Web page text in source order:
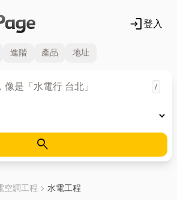
login登入
進階 產品 地址
/
search
空調工程 chevron_right 水電工程